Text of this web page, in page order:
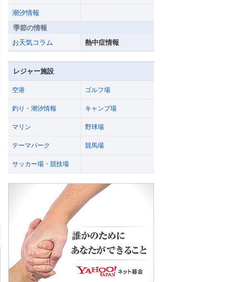
潮汐情報
季節の情報
お天気コラム
熱中症情報
レジャー施設
空港 ゴルフ場
釣り・潮汐情報 キャンプ場
マリン 野球場
テーマパーク 競馬場
サッカー場・競技場